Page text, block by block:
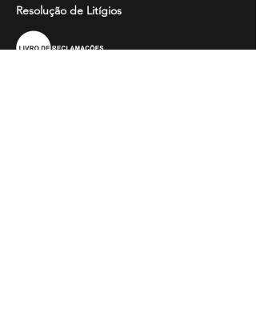
Resolução de Litígios